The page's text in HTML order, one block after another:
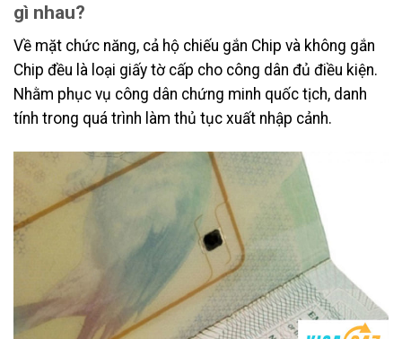
gì nhau?
Về mặt chức năng, cả hộ chiếu gắn Chip và không gắn
Chip đều là loại giấy tờ cấp cho công dân đủ điều kiện.
Nhằm phục vụ công dân chứng minh quốc tịch, danh
tính trong quá trình làm thủ tục xuất nhập cảnh.